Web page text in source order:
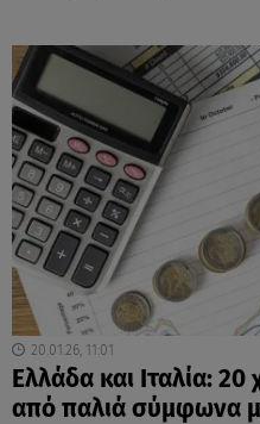
20.01.26, 11:01
Ελλάδα και Ιταλία: 20
από παλιά σύμφωνα